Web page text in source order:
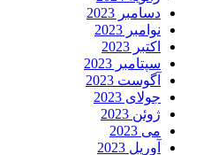
دسامبر 2023
نوامبر 2023
اکتبر 2023
سپتامبر 2023
آگوست 2023
جولای 2023
ژوئن 2023
می 2023
آوریل 2023